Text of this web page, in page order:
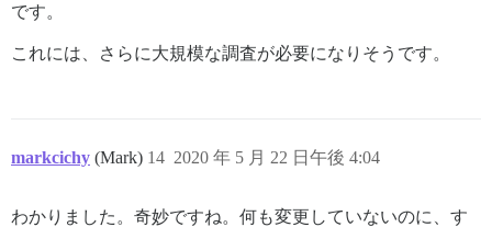
です。
これには、さらに大規模な調査が必要になりそうです。
markcichy (Mark) 2020 年 5 月 22 日午後 4:04
14
わかりました。奇妙ですね。何も変更していないのに、す